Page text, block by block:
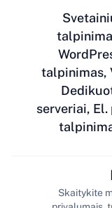
talpinimas,
serveriai, El.
Skaitykite